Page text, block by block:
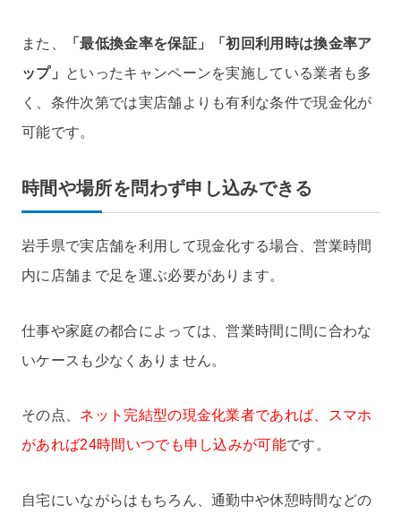
また、
「最低換金率を保証」「初回利用時は換金率ア
ップ」
といったキャンペーンを実施している業者も多
く、条件次第では実店舗よりも有利な条件で現金化が
可能です。
時間や場所を問わず申し込みできる
岩手県で実店舗を利用して現金化する場合、営業時間
内に店舗まで足を運ぶ必要があります。
仕事や家庭の都合によっては、営業時間に間に合わな
いケースも少なくありません。
その点、 ネット完結型の現金化業者であれば、スマホ
があれば24時間いつでも申し込みが可能です。
自宅にいながらはもちろん、通勤中や休憩時間などの